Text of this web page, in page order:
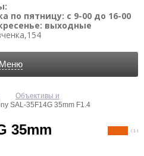
по пятницу: с 9-00 до 16-00
выходные
Меню
Объективы и
SAL-35F14G 35mm F1.4
35mm
( 1 )